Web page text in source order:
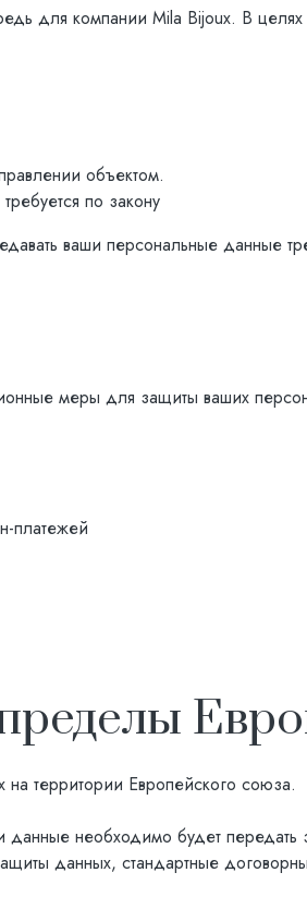
для компании Mila Bijoux. В
объектом.
по закону
ваши персональные данные
меры для защиты ваших
платежей
территории Европейского союза.
необходимо будет передать
данных, стандартные